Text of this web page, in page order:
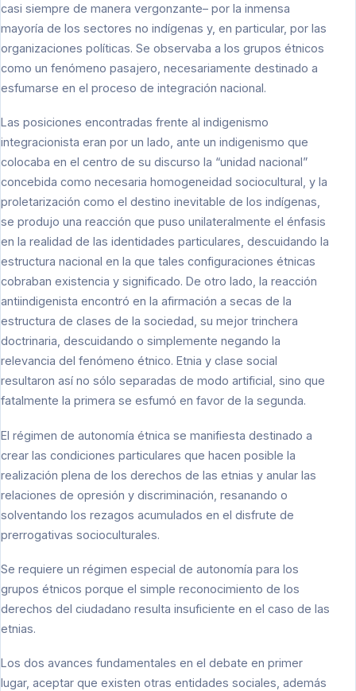
casi siempre de manera vergonzante– por la inmensa
mayoría de los sectores no indígenas y, en particular, por las
organizaciones políticas. Se observaba a los grupos étnicos
como un fenómeno pasajero, necesariamente destinado a
esfumarse en el proceso de integración nacional.
Las posiciones encontradas frente al indigenismo
integracionista eran por un lado, ante un indigenismo que
colocaba en el centro de su discurso la “unidad nacional”
concebida como necesaria homogeneidad sociocultural, y la
proletarización como el destino inevitable de los indígenas,
se produjo una reacción que puso unilateralmente el énfasis
en la realidad de las identidades particulares, descuidando la
estructura nacional en la que tales configuraciones étnicas
cobraban existencia y significado. De otro lado, la reacción
antiindigenista encontró en la afirmación a secas de la
estructura de clases de la sociedad, su mejor trinchera
doctrinaria, descuidando o simplemente negando la
relevancia del fenómeno étnico. Etnia y clase social
resultaron así no sólo separadas de modo artificial, sino que
fatalmente la primera se esfumó en favor de la segunda.
El régimen de autonomía étnica se manifiesta destinado a
crear las condiciones particulares que hacen posible la
realización plena de los derechos de las etnias y anular las
relaciones de opresión y discriminación, resanando o
solventando los rezagos acumulados en el disfrute de
prerrogativas socioculturales.
Se requiere un régimen especial de autonomía para los
grupos étnicos porque el simple reconocimiento de los
derechos del ciudadano resulta insuficiente en el caso de las
etnias.
Los dos avances fundamentales en el debate en primer
lugar, aceptar que existen otras entidades sociales, además